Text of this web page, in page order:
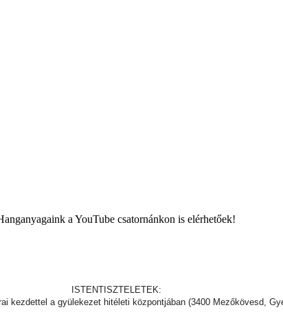
a YouTube csatornánkon is elérhetőek!
ISTENTISZTELETEK:
kezdettel a gyülekezet hitéleti központjában (3400 Mezőkövesd,